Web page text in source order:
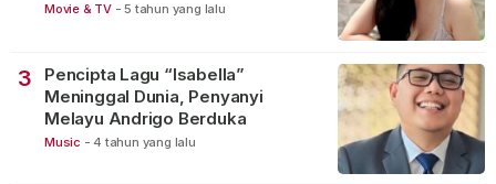
Movie & TV - 5 tahun yang lalu
3
Pencipta Lagu “Isabella”
Meninggal Dunia, Penyanyi
Melayu Andrigo Berduka
Music - 4 tahun yang lalu